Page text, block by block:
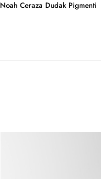
Noah Ceraza Dudak Pigmenti